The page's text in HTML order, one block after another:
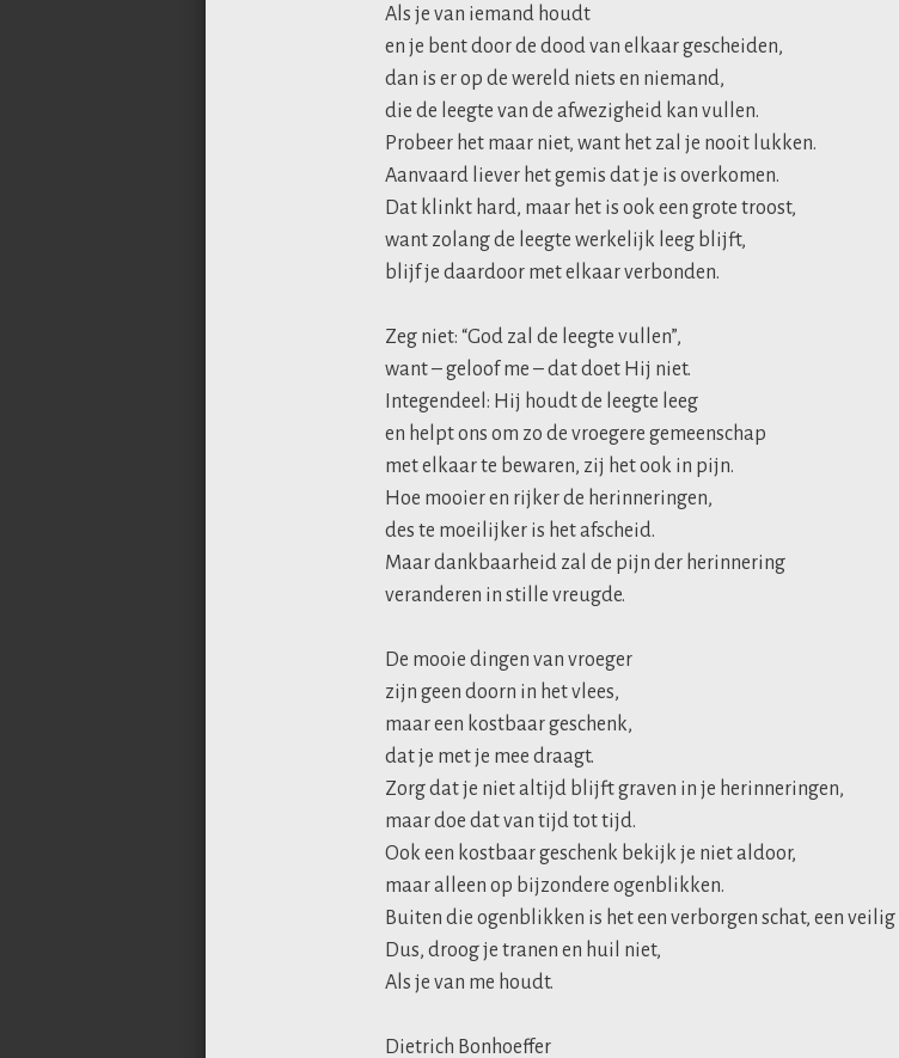
Als je van iemand houdt
en je bent door de dood van elkaar gescheiden,
dan is er op de wereld niets en niemand,
die de leegte van de afwezigheid kan vullen.
Probeer het maar niet, want het zal je nooit lukken.
Aanvaard liever het gemis dat je is overkomen.
Dat klinkt hard, maar het is ook een grote troost,
want zolang de leegte werkelijk leeg blijft,
blijf je daardoor met elkaar verbonden.
Zeg niet: “God zal de leegte vullen”,
want – geloof me – dat doet Hij niet.
Integendeel: Hij houdt de leegte leeg
en helpt ons om zo de vroegere gemeenschap
met elkaar te bewaren, zij het ook in pijn.
Hoe mooier en rijker de herinneringen,
des te moeilijker is het afscheid.
Maar dankbaarheid zal de pijn der herinnering
veranderen in stille vreugde.
De mooie dingen van vroeger
zijn geen doorn in het vlees,
maar een kostbaar geschenk,
dat je met je mee draagt.
Zorg dat je niet altijd blijft graven in je herinneringen,
maar doe dat van tijd tot tijd.
Ook een kostbaar geschenk bekijk je niet aldoor,
maar alleen op bijzondere ogenblikken.
Buiten die ogenblikken is het een verborgen schat, een veilig
Dus, droog je tranen en huil niet,
Als je van me houdt.
Dietrich Bonhoeffer